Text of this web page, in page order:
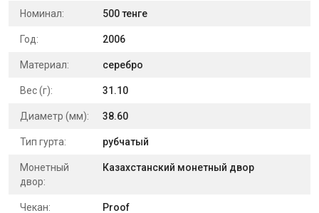
Номинал: 500 тенге
Год: 2006
Материал: серебро
Вес (г): 31.10
Диаметр (мм): 38.60
Тип гурта: рубчатый
Монетный
двор:
Казахстанский монетный двор
Чекан: Proof